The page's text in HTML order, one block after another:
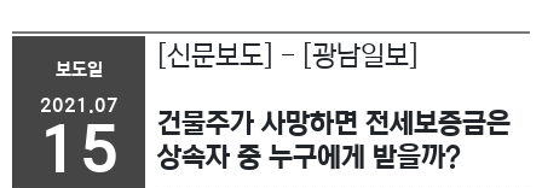
보도일
2021.07
15
[신문보도] - [광남일보]
건물주가 사망하면 전세보증금은
상속자 중 누구에게 받을까?